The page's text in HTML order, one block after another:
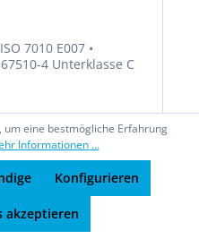
4 Unterklasse C
um eine bestmögliche Erfahrung
Informationen ...
Konfigurieren
akzeptieren